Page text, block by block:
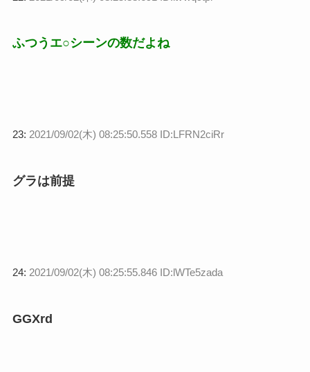
ふつうエ○シーンの数だよね
23: 2021/09/02(木) 08:25:50.558 ID:LFRN2ciRr
グラは前提
24: 2021/09/02(木) 08:25:55.846 ID:lWTe5zada
GGXrd